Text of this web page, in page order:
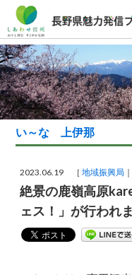
い～な 上伊那
2023.06.19 ［地域振興局
絶景の鹿嶺高原
ェス！」が行われ